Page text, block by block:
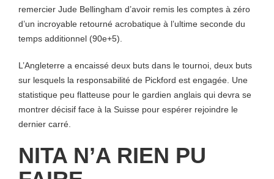
remercier Jude Bellingham d’avoir remis les comptes à zéro
d’un incroyable retourné acrobatique à l’ultime seconde du
temps additionnel (90e+5).
L’Angleterre a encaissé deux buts dans le tournoi, deux buts
sur lesquels la responsabilité de Pickford est engagée. Une
statistique peu flatteuse pour le gardien anglais qui devra se
montrer décisif face à la Suisse pour espérer rejoindre le
dernier carré.
NITA N’A RIEN PU